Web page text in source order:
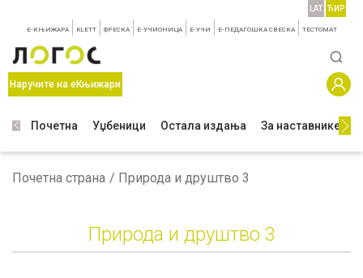
E-КЊИЖАРА KLETT ФРЕСКА E-УЧИОНИЦА E-УЧИ Е-ПЕДАГОШКА СВЕСКА TЕСТОМАТ
LAT ЋИР
Наручите на еКњижари
Почетна Уџбеници Остала издања За наставнике
Почетна страна Природа и друштво 3
Природа и друштво 3